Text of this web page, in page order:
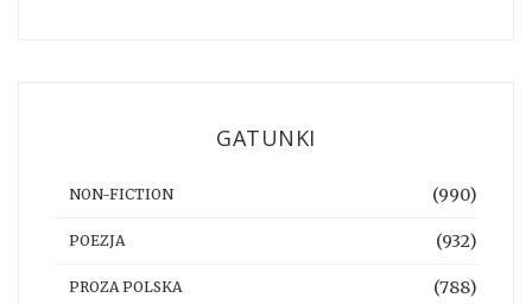
GATUNKI
NON-FICTION (990)
POEZJA (932)
PROZA POLSKA (788)